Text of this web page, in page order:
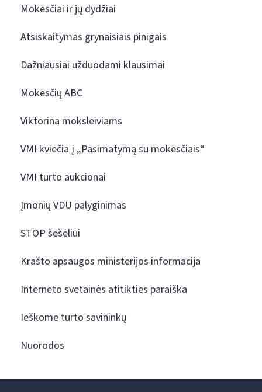
Mokesčiai ir jų dydžiai
Atsiskaitymas grynaisiais pinigais
Dažniausiai užduodami klausimai
Mokesčių ABC
Viktorina moksleiviams
VMI kviečia į „Pasimatymą su mokesčiais“
VMI turto aukcionai
Įmonių VDU palyginimas
STOP šešėliui
Krašto apsaugos ministerijos informacija
Interneto svetainės atitikties paraiška
Ieškome turto savininkų
Nuorodos